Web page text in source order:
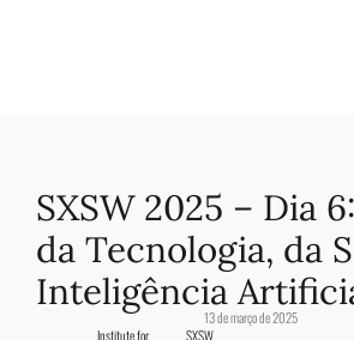
SXSW 2025 – Dia
da Tecnologia, da
Inteligência
Institute for
SXSW
13 de março de 2025